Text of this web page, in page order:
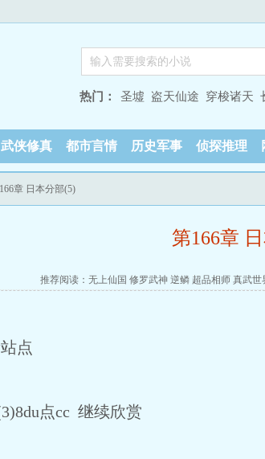
热门： 圣墟 盗天仙途 穿梭诸天
武侠修真 都市言情 历史军事 侦探推理
章 日本分部(5)
第166章
推荐阅读： 无上仙国 修罗武神 逆鳞 超品相师 真武世
点
点cc 继续欣赏